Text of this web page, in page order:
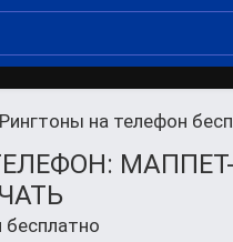
на телефон
бесплатно